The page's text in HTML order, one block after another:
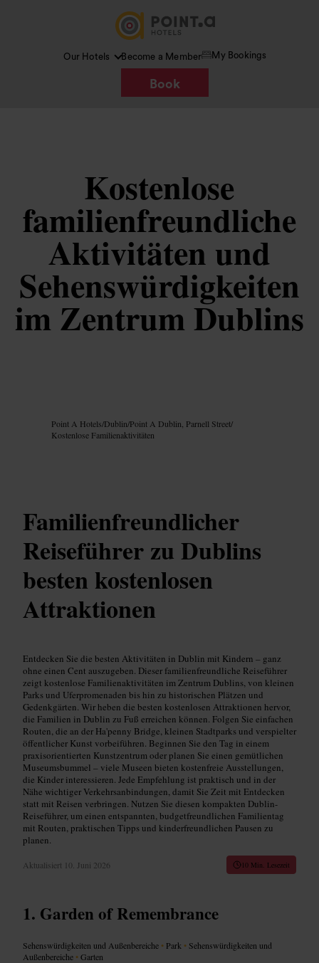
Our Hotels Become a Member My Bookings
Book
Kostenlose
familienfreundliche
Aktivitäten und
Sehenswürdigkeiten
im Zentrum Dublins
Point A Hotels/Dublin/Point A Dublin, Parnell Street/
Kostenlose Familienaktivitäten
Familienfreundlicher
Reiseführer zu Dublins
besten kostenlosen
Attraktionen
Entdecken Sie die besten Aktivitäten in Dublin mit Kindern – ganz
ohne einen Cent auszugeben. Dieser familienfreundliche Reiseführer
zeigt kostenlose Familienaktivitäten im Zentrum Dublins, von kleinen
Parks und Uferpromenaden bis hin zu historischen Plätzen und
Gedenkgärten. Wir heben die besten kostenlosen Attraktionen hervor,
die Familien in Dublin zu Fuß erreichen können. Folgen Sie einfachen
Routen, die an der Ha'penny Bridge, kleinen Stadtparks und verspielter
öffentlicher Kunst vorbeiführen. Beginnen Sie den Tag in einem
praxisorientierten Kunstzentrum oder planen Sie einen gemütlichen
Museumsbummel – viele Museen bieten kostenfreie Ausstellungen,
die Kinder interessieren. Jede Empfehlung ist praktisch und in der
Nähe wichtiger Verkehrsanbindungen, damit Sie Zeit mit Entdecken
statt mit Reisen verbringen. Nutzen Sie diesen kompakten Dublin-
Reiseführer, um einen entspannten, budgetfreundlichen Familientag
mit Routen, praktischen Tipps und kinderfreundlichen Pausen zu
planen.
Aktualisiert 10. Juni 2026 10 Min. Lesezeit
Garden of Remembrance
Sehenswürdigkeiten und Außenbereiche • Park • Sehenswürdigkeiten und
Außenbereiche •Garten